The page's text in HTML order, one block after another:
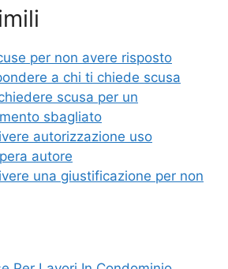
ai
l
di
vi
di
per non avere risposto
a chi ti chiede scusa
scusa per un
sbagliato
autorizzazione uso
autore
una giustificazione per non